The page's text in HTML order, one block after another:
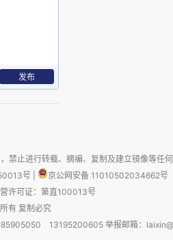
就不退
发布
止进行转载、摘编、复制及建立镜像等任何
号
京公网安备 11010502034662号
许可证：第直100013号
有 复制必究
85905050 13195200605 举报邮箱：